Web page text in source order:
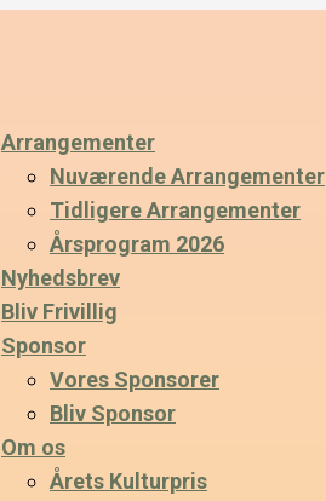
Arrangementer
Nuværende Arrangementer
Tidligere Arrangementer
Årsprogram 2026
Nyhedsbrev
Bliv Frivillig
Sponsor
Vores Sponsorer
Bliv Sponsor
Om os
Årets Kulturpris